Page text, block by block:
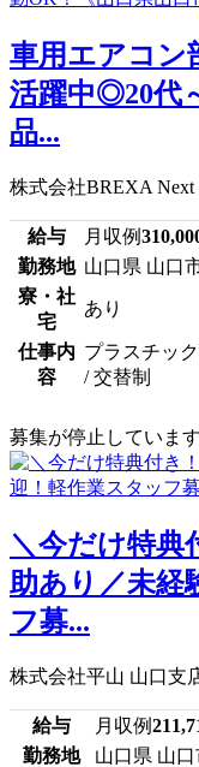
車用エアコン
活躍中◎20代
品...
株式会社BREXA Next
給与 月収例
勤務地 山口県 山口
寮・社
宅
あり
仕事内
容
プラスチッ
/ 交替制
募集が停止しています
＼今だけ特典
助あり／未経
フ募...
株式会社平山 山口支
給与 月収例
勤務地
山口県 山